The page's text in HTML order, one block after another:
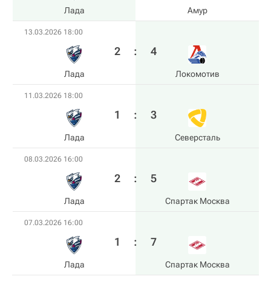
Лада Амур
13.03.2026 18:00
Лада
2 : 4
Локомотив
11.03.2026 18:00
Лада
1 : 3
Северсталь
08.03.2026 16:00
Лада
2 : 5
Спартак Москва
07.03.2026 16:00
Лада
1 : 7
Спартак Москва